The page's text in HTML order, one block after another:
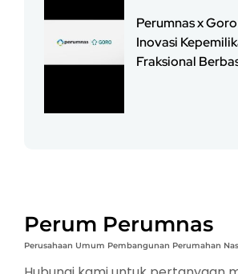
Perumnas x
Inovasi
Fraksional
Perum Perumnas
Perusahaan Umum Pembangunan Perumahan